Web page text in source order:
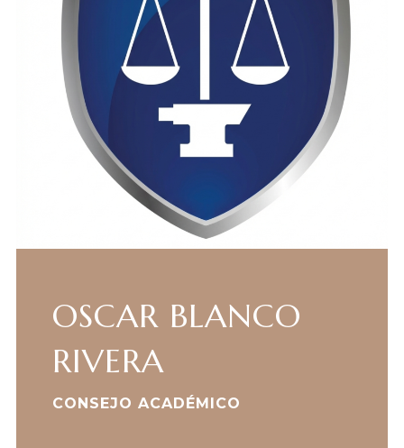
OSCAR BLANCO
RIVERA
CONSEJO ACADÉMICO